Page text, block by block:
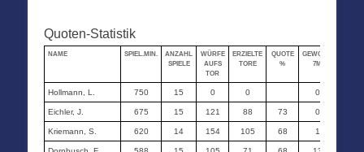
Quoten-Statistik
NAME SPIEL.MIN.
ANZAHL
SPIELE
WÜRFE
AUFS
TOR
ERZIELTE
TORE
QUOTE
%
GEWORF.
7M
Hollmann, L. 750 15 0 0 0
Eichler, J. 675 15 121 88 73 0
Kriemann, S. 620 14 154 105 68 1